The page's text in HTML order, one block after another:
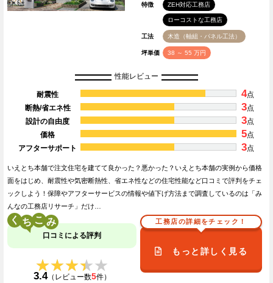
特徴 ZEH対応工務店
ローコストな工務店
工法 木造（軸組・パネル工法）
坪単価 38 ～ 55 万円
性能レビュー
耐震性 4点
断熱/省エネ性
3点
設計の自由度
3点
価格
5点
アフターサポート
3点
いえとち本舗で注文住宅を建てて良かった？悪かった？いえとち本舗の実例から価格
面をはじめ、耐震性や気密断熱性、省エネ性などの住宅性能など口コミで評判をチェ
ックしよう！保障やアフターサービスの情報や値下げ方法まで調査しているのは「み
んなの工務店リサーチ」だけ…
く こ
口コミによる評判
★★★★★
★★★★★
3.4（レビュー数5件）
工務店の詳細をチェック！
もっと詳しく見る